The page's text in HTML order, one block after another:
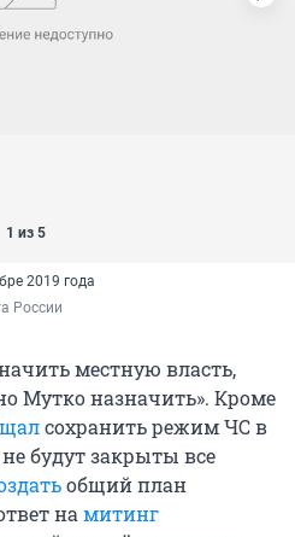
1 из 5
2019 года
России
местную власть,
Мутко назначить». Кроме
сохранить режим ЧС в
не будут закрыты все
общий план
намитинг